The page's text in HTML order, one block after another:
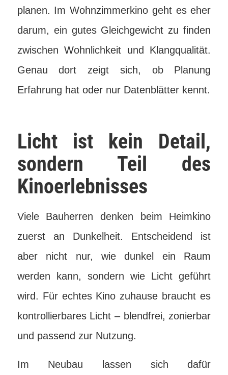
planen. Im Wohnzimmerkino geht es eher
darum, ein gutes Gleichgewicht zu finden
zwischen Wohnlichkeit und Klangqualität.
Genau dort zeigt sich, ob Planung
Erfahrung hat oder nur Datenblätter kennt.
Licht ist kein Detail,
sondern Teil des
Kinoerlebnisses
Viele Bauherren denken beim Heimkino
zuerst an Dunkelheit. Entscheidend ist
aber nicht nur, wie dunkel ein Raum
werden kann, sondern wie Licht geführt
wird. Für echtes Kino zuhause braucht es
kontrollierbares Licht – blendfrei, zonierbar
und passend zur Nutzung.
Im Neubau lassen sich dafür